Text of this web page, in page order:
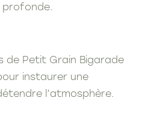
profonde.
de Petit Grain Bigarade
instaurer une
l’atmosphère.